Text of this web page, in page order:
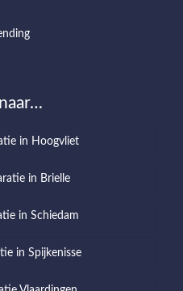
in Hoogvliet
in Brielle
in Schiedam
in Spijkenisse